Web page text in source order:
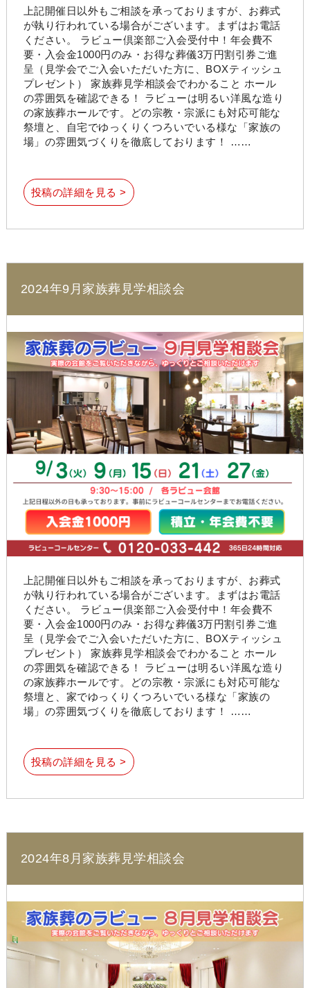
上記開催日以外もご相談を承っておりますが、お葬式
が執り行われている場合がございます。まずはお電話
ください。 ラビュー倶楽部ご入会受付中！年会費不
要・入会金1000円のみ・お得な葬儀3万円割引券ご進
呈（見学会でご入会いただいた方に、BOXティッシュ
プレゼント） 家族葬見学相談会でわかること ホール
の雰囲気を確認できる！ ラビューは明るい洋風な造り
の家族葬ホールです。どの宗教・宗派にも対応可能な
祭壇と、自宅でゆっくりくつろいでいる様な「家族の
場」の雰囲気づくりを徹底しております！ ……
投稿の詳細を見る >
2024年9月家族葬見学相談会
上記開催日以外もご相談を承っておりますが、お葬式
が執り行われている場合がございます。まずはお電話
ください。 ラビュー倶楽部ご入会受付中！年会費不
要・入会金1000円のみ・お得な葬儀3万円割引券ご進
呈（見学会でご入会いただいた方に、BOXティッシュ
プレゼント） 家族葬見学相談会でわかること ホール
の雰囲気を確認できる！ ラビューは明るい洋風な造り
の家族葬ホールです。どの宗教・宗派にも対応可能な
祭壇と、家でゆっくりくつろいでいる様な「家族の
場」の雰囲気づくりを徹底しております！ ……
投稿の詳細を見る >
2024年8月家族葬見学相談会